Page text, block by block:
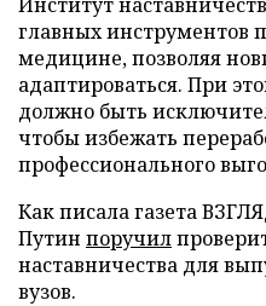
главных инструментов
медицине, позволяя
адаптироваться. При
должно быть
чтобы избежать
профессионального
Как писала газета
Путин поручил
наставничества для
вузов.